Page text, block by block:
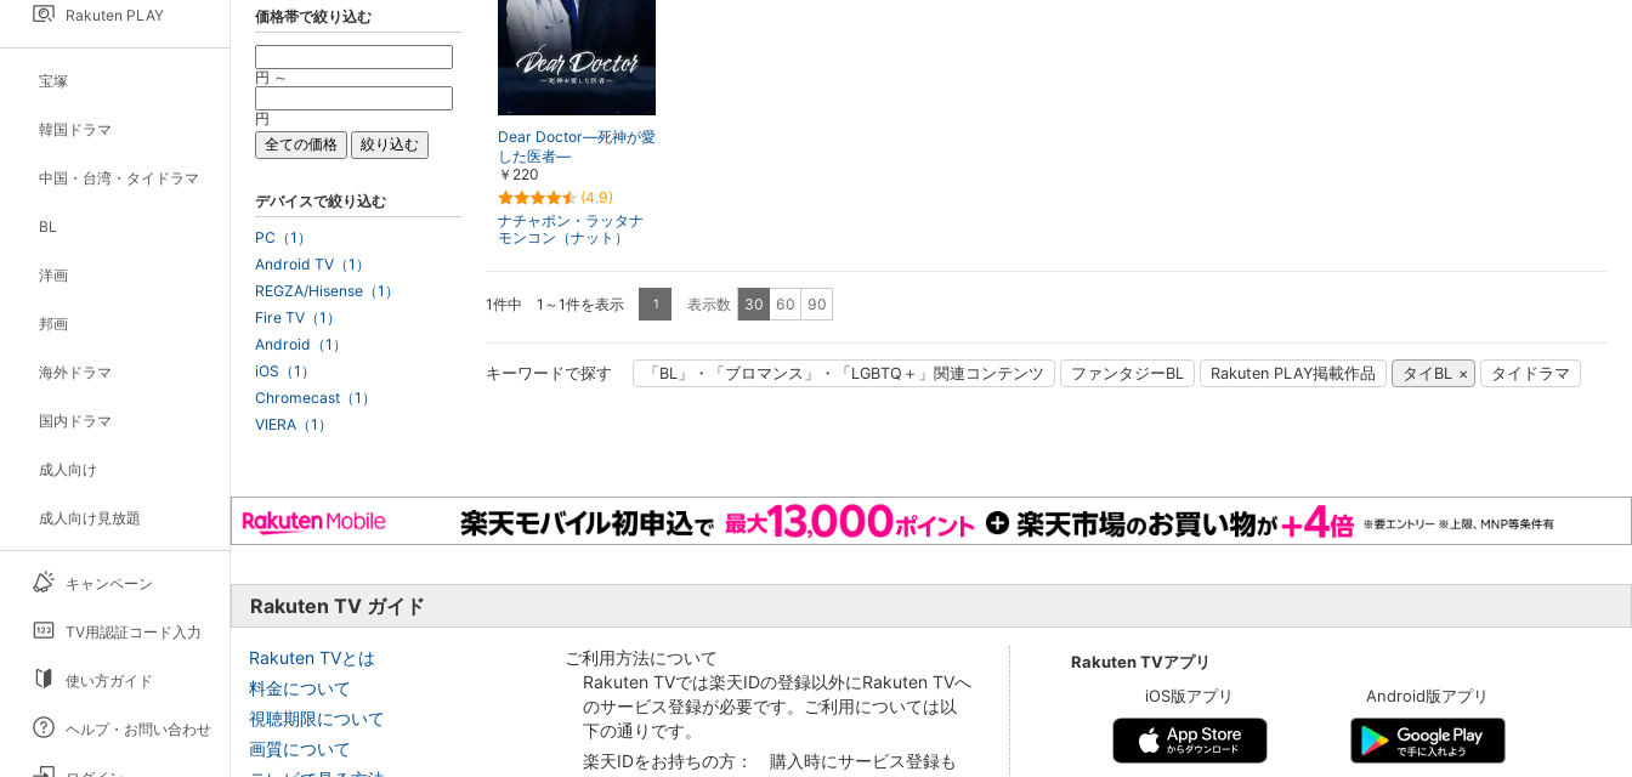
Rakuten PLAY
宝塚
韓国ドラマ
中国・台湾・タイドラマ
BL
洋画
邦画
海外ドラマ
国内ドラマ
成人向け
成人向け見放題
キャンペーン
TV用認証コード入力
使い方ガイド
ヘルプ・お問い合わせ
Dear Doctor―死神が愛
した医者―
￥220
(4.9)
ナチャポン・ラッタナ
モンコン（ナット）
1件中 1～1件を表示 1 表示数 30 60 90
キーワードで探す 「BL」・「ブロマンス」・「LGBTQ＋」関連コンテンツ ファンタジーBL Rakuten PLAY掲載作品 タイBL タイドラマ
価格帯で絞り込む
円 ～
円
デバイスで絞り込む
PC（1）
Android TV（1）
REGZA/Hisense（1）
Fire TV（1）
Android（1）
iOS（1）
Chromecast（1）
VIERA（1）
Rakuten TV ガイド
Rakuten TVとは
料金について
視聴期限について
画質について
ご利用方法について
Rakuten TVでは楽天IDの登録以外にRakuten TVへ
のサービス登録が必要です。ご利用については以
下の通りです。
楽天IDをお持ちの方： 購入時にサービス登録も
Rakuten TVアプリ
iOS版アプリ
Android版アプリ